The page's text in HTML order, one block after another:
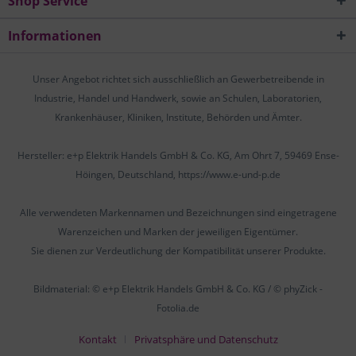
Informationen
Unser Angebot richtet sich ausschließlich an Gewerbetreibende in
Industrie, Handel und Handwerk, sowie an Schulen, Laboratorien,
Krankenhäuser, Kliniken, Institute, Behörden und Ämter.
Hersteller: e+p Elektrik Handels GmbH & Co. KG, Am Ohrt 7, 59469 Ense-
Höingen, Deutschland, https://www.e-und-p.de
Alle verwendeten Markennamen und Bezeichnungen sind eingetragene
Warenzeichen und Marken der jeweiligen Eigentümer.
Sie dienen zur Verdeutlichung der Kompatibilität unserer Produkte.
Bildmaterial: © e+p Elektrik Handels GmbH & Co. KG / © phyZick -
Fotolia.de
Kontakt
Privatsphäre und Datenschutz